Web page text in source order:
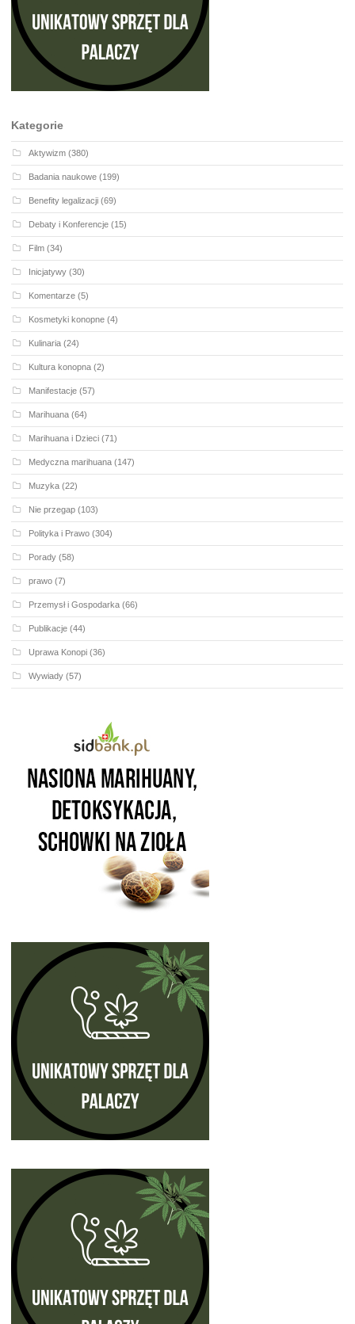
Kategorie
Aktywizm (380)
Badania naukowe (199)
Benefity legalizacji (69)
Debaty i Konferencje (15)
Film (34)
Inicjatywy (30)
Komentarze (5)
Kosmetyki konopne (4)
Kulinaria (24)
Kultura konopna (2)
Manifestacje (57)
Marihuana (64)
Marihuana i Dzieci (71)
Medyczna marihuana (147)
Muzyka (22)
Nie przegap (103)
Polityka i Prawo (304)
Porady (58)
prawo (7)
Przemysł i Gospodarka (66)
Publikacje (44)
Uprawa Konopi (36)
Wywiady (57)